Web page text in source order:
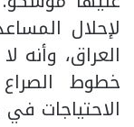
لإحلال
العراق، وأنه
خطوط
الاحتياجات